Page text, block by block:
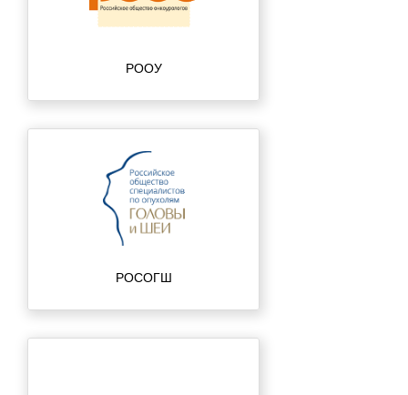
РООУ
РОСОГШ